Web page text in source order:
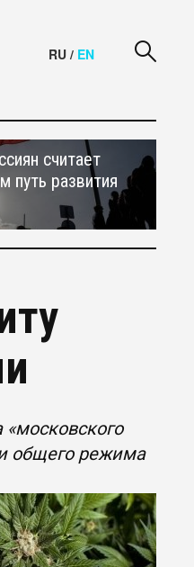
RU / EN
считает
путь развития
общего режима